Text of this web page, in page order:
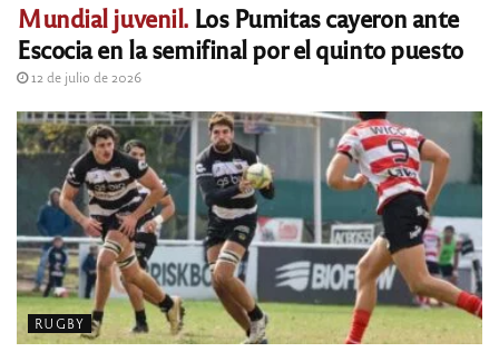
Mundial juvenil.Los Pumitas cayeron ante
Escocia en la semifinal por el quinto puesto
12 de julio de 2026
RUGBY